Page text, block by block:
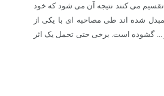
را تقسیم می کنند نتیجه آن می شود که خود
شده اند طی مصاحبه ای با یکی از
و ... گشوده است. برخی حتی تحمل یک اثر